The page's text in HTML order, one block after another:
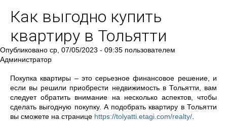
Как выгодно купить
квартиру в Тольятти
Опубликовано ср, 07/05/2023 - 09:35 пользователем
Администратор
Покупка квартиры – это серьезное финансовое решение, и
если вы решили приобрести недвижимость в Тольятти, вам
следует обратить внимание на несколько аспектов, чтобы
сделать выгодную покупку. А подобрать квартиру в Тольятти
вы сможете на странице https://tolyatti.etagi.com/realty/